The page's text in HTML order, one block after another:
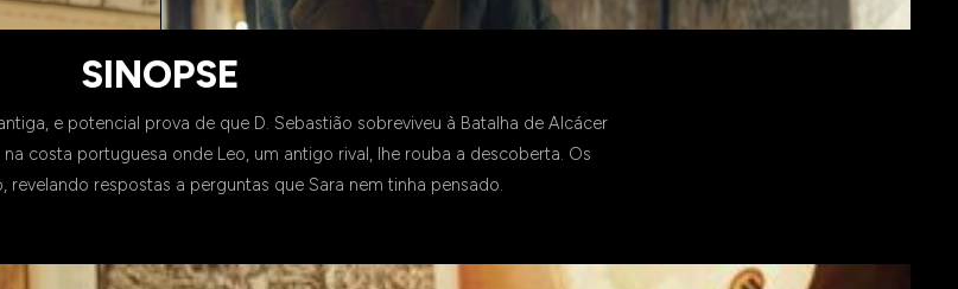
SINOPSE
e potencial prova de que D. Sebastião sobreviveu à Batalha de Alcácer
costa portuguesa onde Leo, um antigo rival, lhe rouba a descoberta. Os
revelando respostas a perguntas que Sara nem tinha pensado.